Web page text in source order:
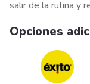
salir de la rutina y
Opciones